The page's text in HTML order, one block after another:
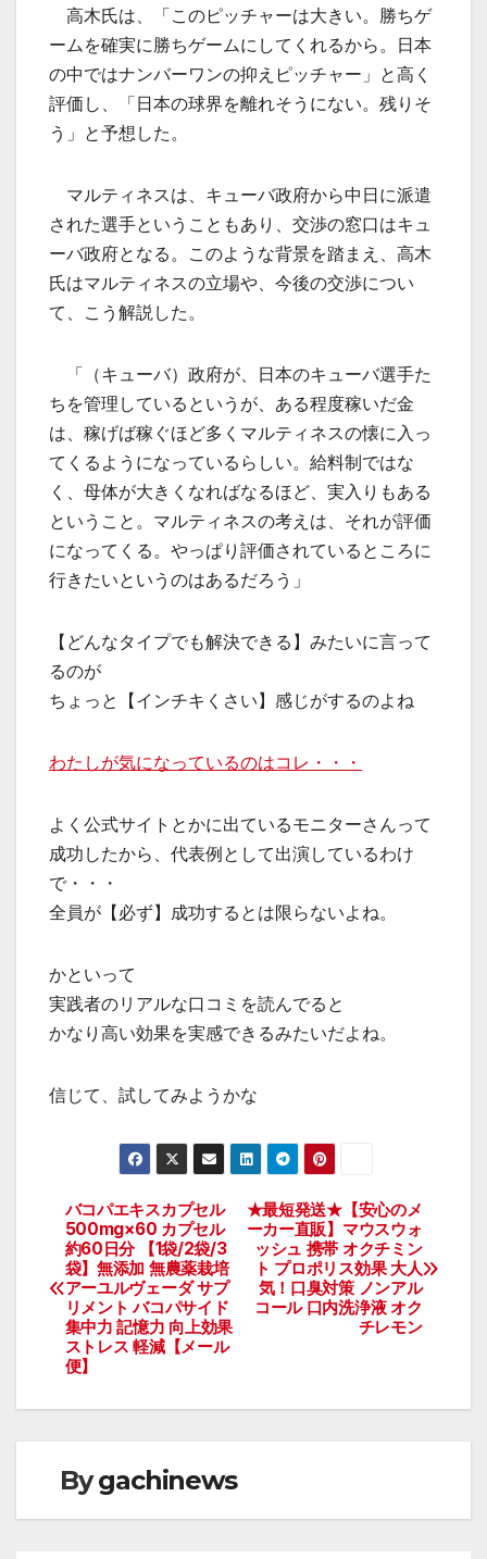
高木氏は、「このピッチャーは大きい。勝ちゲ
ームを確実に勝ちゲームにしてくれるから。日本
の中ではナンバーワンの抑えピッチャー」と高く
評価し、「日本の球界を離れそうにない。残りそ
う」と予想した。
マルティネスは、キューバ政府から中日に派遣
された選手ということもあり、交渉の窓口はキュ
ーバ政府となる。このような背景を踏まえ、高木
氏はマルティネスの立場や、今後の交渉につい
て、こう解説した。
「（キューバ）政府が、日本のキューバ選手た
ちを管理しているというが、ある程度稼いだ金
は、稼げば稼ぐほど多くマルティネスの懐に入っ
てくるようになっているらしい。給料制ではな
く、母体が大きくなればなるほど、実入りもある
ということ。マルティネスの考えは、それが評価
になってくる。やっぱり評価されているところに
行きたいというのはあるだろう」
【どんなタイプでも解決できる】みたいに言って
るのが
ちょっと【インチキくさい】感じがするのよね
わたしが気になっているのはコレ・・・
よく公式サイトとかに出ているモニターさんって
成功したから、代表例として出演しているわけ
で・・・
全員が【必ず】成功するとは限らないよね。
かといって
実践者のリアルな口コミを読んでると
かなり高い効果を実感できるみたいだよね。
信じて、試してみようかな
投
稿
ナ
ビ
ゲ
シ
ョ
★最短発送★【安心のメ
ーカー直販】マウスウォ
ッシュ 携帯 オクチミン
ト プロポリス効果 大人
気！口臭対策 ノンアル
コール 口内洗浄液 オク
チレモン
バコパエキスカプセル
500mg×60 カプセル
約60日分 【1袋/2袋/3
袋】無添加 無農薬栽培
アーユルヴェーダ サプ
リメント バコパサイド
集中力 記憶力 向上効果
ストレス 軽減【メール
便】
Bygachinews